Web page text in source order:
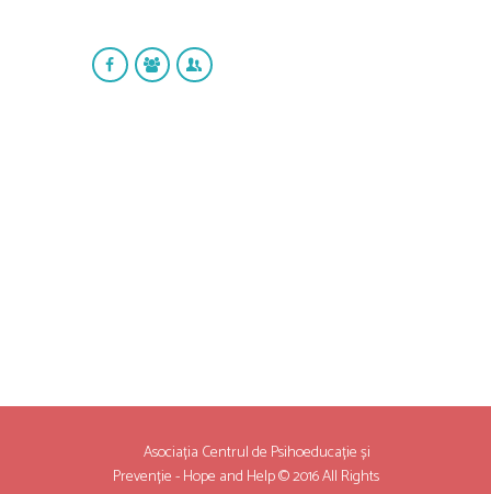
Asociația Centrul de Psihoeducație și
Prevenție - Hope and Help © 2016 All Rights